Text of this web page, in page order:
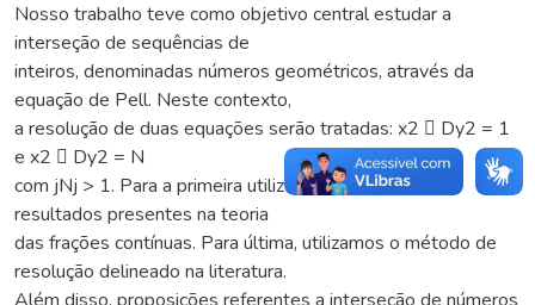
Nosso trabalho teve como objetivo central estudar a
interseção de sequências de
inteiros, denominadas números geométricos, através da
equação de Pell. Neste contexto,
a resolução de duas equações serão tratadas: x2 􀀀 Dy2 = 1
e x2 􀀀 Dy2 = N
com jNj > 1. Para a primeira utilizamos importantes
resultados presentes na teoria
das frações contínuas. Para última, utilizamos o método de
resolução delineado na literatura.